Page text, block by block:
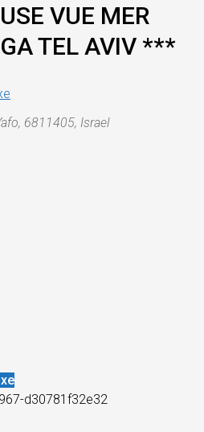
VUE MER
TEL AVIV ***
6811405, Israel